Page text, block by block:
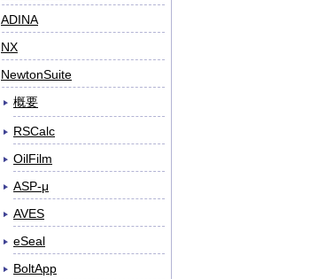
ADINA
NX
NewtonSuite
概要
RSCalc
OilFilm
ASP-μ
AVES
eSeal
BoltApp